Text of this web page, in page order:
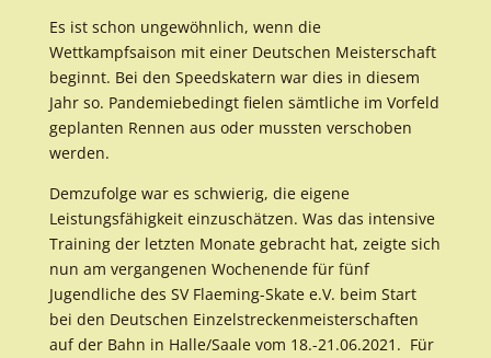
Es ist schon ungewöhnlich, wenn die
Wettkampfsaison mit einer Deutschen Meisterschaft
beginnt. Bei den Speedskatern war dies in diesem
Jahr so. Pandemiebedingt fielen sämtliche im Vorfeld
geplanten Rennen aus oder mussten verschoben
werden.
Demzufolge war es schwierig, die eigene
Leistungsfähigkeit einzuschätzen. Was das intensive
Training der letzten Monate gebracht hat, zeigte sich
nun am vergangenen Wochenende für fünf
Jugendliche des SV Flaeming-Skate e.V. beim Start
bei den Deutschen Einzelstreckenmeisterschaften
auf der Bahn in Halle/Saale vom 18.-21.06.2021. Für